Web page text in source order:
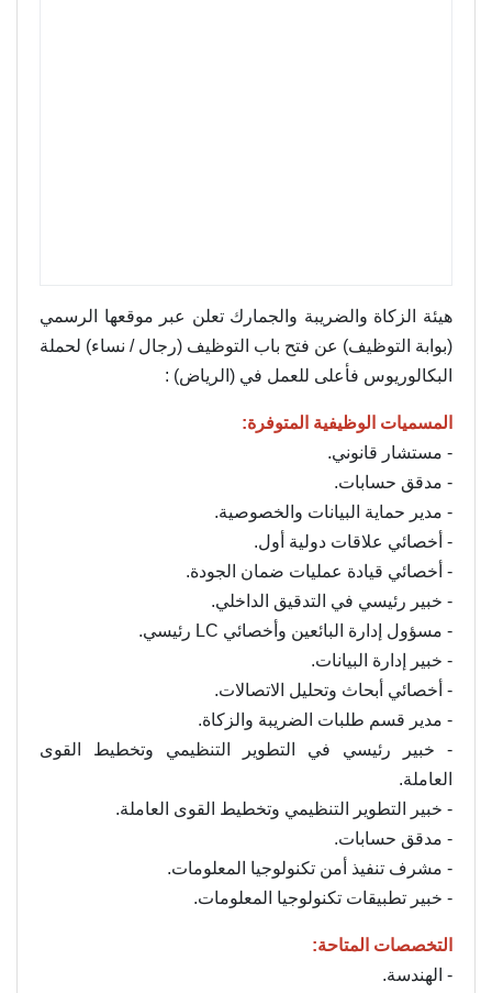
هيئة الزكاة والضريبة والجمارك تعلن عبر موقعها الرسمي
(بوابة التوظيف) عن فتح باب التوظيف (رجال / نساء) لحملة
البكالوريوس فأعلى للعمل في (الرياض) :
المسميات الوظيفية المتوفرة:
- مستشار قانوني.
- مدقق حسابات.
- مدير حماية البيانات والخصوصية.
- أخصائي علاقات دولية أول.
- أخصائي قيادة عمليات ضمان الجودة.
- خبير رئيسي في التدقيق الداخلي.
- مسؤول إدارة البائعين وأخصائي LC رئيسي.
- خبير إدارة البيانات.
- أخصائي أبحاث وتحليل الاتصالات.
- مدير قسم طلبات الضريبة والزكاة.
- خبير رئيسي في التطوير التنظيمي وتخطيط القوى
العاملة.
- خبير التطوير التنظيمي وتخطيط القوى العاملة.
- مدقق حسابات.
- مشرف تنفيذ أمن تكنولوجيا المعلومات.
- خبير تطبيقات تكنولوجيا المعلومات.
التخصصات المتاحة:
- الهندسة.